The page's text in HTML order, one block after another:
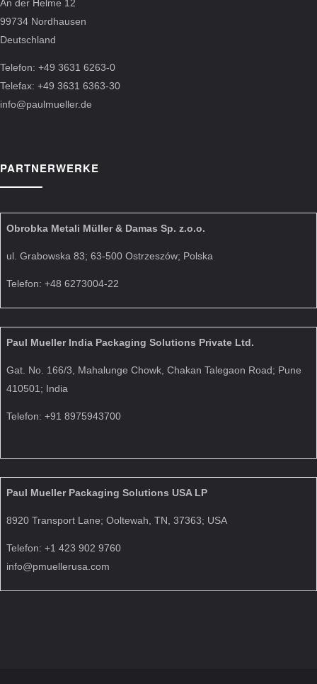
An der Helme 12
99734 Nordhausen
Deutschland
Telefon: +49 3631 6263-0
Telefax: +49 3631 6363-30
info@paulmueller.de
PARTNERWERKE
Obrobka Metali Müller & Damas Sp. z.o.o.
ul. Grabowska 83; 63-500 Ostrzeszów; Polska
Telefon: +48 6273004-22
Paul Mueller India Packaging Solutions Private Ltd.
Gat. No. 166/3, Mahalunge Chowk, Chakan Talegaon Road; Pune
410501; India
Telefon: +91 8975943700
Paul Mueller Packaging Solutions USA LP
8920 Transport Lane; Ooltewah, TN, 37363; USA
Telefon: +1 423 902 9760
info@pmuellerusa.com